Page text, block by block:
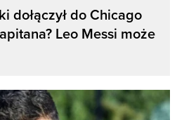
dołączył do Chicago
Leo Messi może